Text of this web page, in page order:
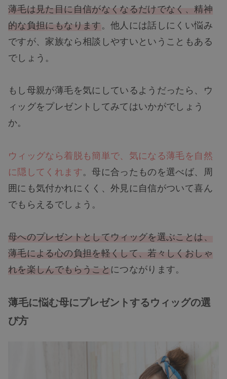
薄毛は見た目に自信がなくなるだけでなく、精神
的な負担にもなります。他人には話しにくい悩み
ですが、家族なら相談しやすいということもある
でしょう。
もし母親が薄毛を気にしているようだったら、ウ
ィッグをプレゼントしてみてはいかがでしょう
か。
ウィッグなら着脱も簡単で、気になる薄毛を自然
に隠してくれます。母に合ったものを選べば、周
囲にも気付かれにくく、外見に自信がついて喜ん
でもらえるでしょう。
母へのプレゼントとしてウィッグを選ぶことは、
薄毛による心の負担を軽くして、若々しくおしゃ
れを楽しんでもらうこと につながります。
薄毛に悩む母にプレゼントするウィッグの選
び方